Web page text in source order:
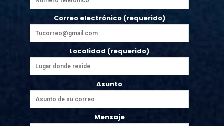
Correo electrónico (requerido)
Localidad (requerido)
Asunto
Mensaje